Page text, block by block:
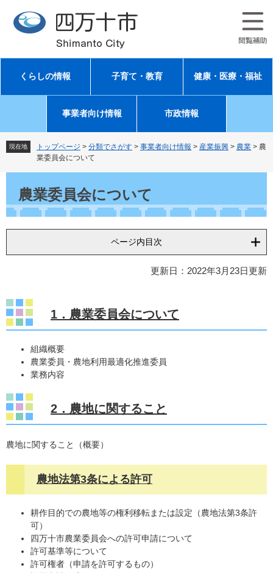
先
す
を
し
文
くらしの情報 子育て・教育 健康・医療・福祉
事業者向け情報 市政情報
現在地 トップページ > 分類でさがす > 事業者向け情報 > 産業振興 > 農業 > 農
業委員会について
農業委員会について
ページ内目次
更新日：2022年3月23日更新
1．農業委員会について
組織概要
農業委員・農地利用最適化推進委員
業務内容
2．農地に関すること
農地に関すること（概要）
農地法第3条による許可
耕作目的での農地等の権利移転または設定（農地法第3条許
可）
四万十市農業委員会への許可申請について
許可基準等について
許可権者（申請を許可するもの）